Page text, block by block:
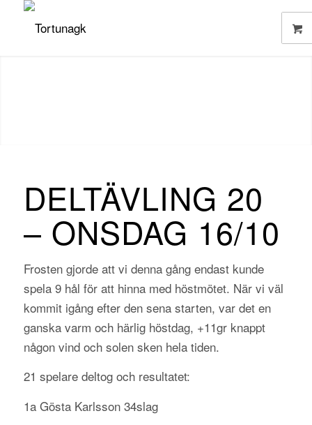
DELTÄVLING 20
– ONSDAG 16/10
Frosten gjorde att vi denna gång endast kunde
spela 9 hål för att hinna med höstmötet. När vi väl
kommit igång efter den sena starten, var det en
ganska varm och härlig höstdag, +11gr knappt
någon vind och solen sken hela tiden.
21 spelare deltog och resultatet:
1a Gösta Karlsson 34slag